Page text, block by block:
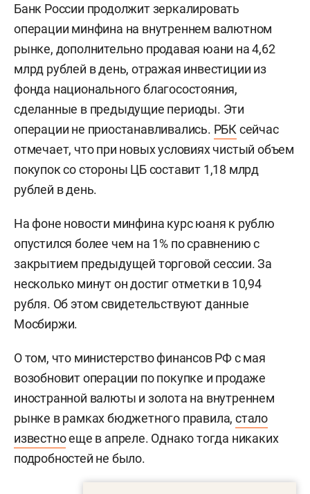
Банк России продолжит зеркалировать
операции минфина на внутреннем валютном
рынке, дополнительно продавая юани на 4,62
млрд рублей в день, отражая инвестиции из
фонда национального благосостояния,
сделанные в предыдущие периоды. Эти
операции не приостанавливались. РБК сейчас
отмечает, что при новых условиях чистый объем
покупок со стороны ЦБ составит 1,18 млрд
рублей в день.
На фоне новости минфина курс юаня к рублю
опустился более чем на 1% по сравнению с
закрытием предыдущей торговой сессии. За
несколько минут он достиг отметки в 10,94
рубля. Об этом свидетельствуют данные
Мосбиржи.
О том, что министерство финансов РФ с мая
возобновит операции по покупке и продаже
иностранной валюты и золота на внутреннем
рынке в рамках бюджетного правила, стало
известноеще в апреле. Однако тогда никаких
подробностей не было.